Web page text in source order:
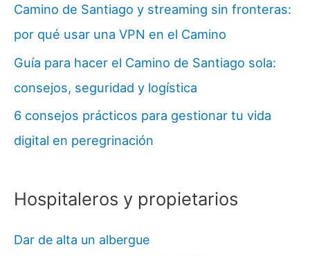
Camino de Santiago y streaming sin fronteras:
por qué usar una VPN en el Camino
Guía para hacer el Camino de Santiago sola:
consejos, seguridad y logística
6 consejos prácticos para gestionar tu vida
digital en peregrinación
Hospitaleros y propietarios
Dar de alta un albergue